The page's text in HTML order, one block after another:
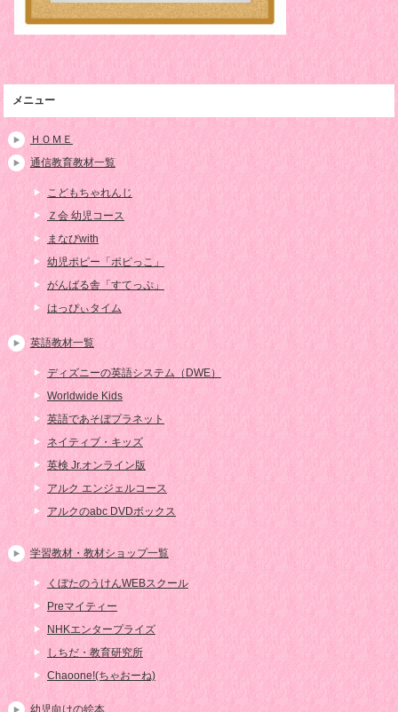
メニュー
ＨＯＭＥ
通信教育教材一覧
こどもちゃれんじ
Ｚ会 幼児コース
まなびwith
幼児ポピー「ポピっこ」
がんばる舎「すてっぷ」
はっぴぃタイム
英語教材一覧
ディズニーの英語システム（DWE）
Worldwide Kids
英語であそぼプラネット
ネイティブ・キッズ
英検 Jr.オンライン版
アルク エンジェルコース
アルクのabc DVDボックス
学習教材・教材ショップ一覧
くぼたのうけんWEBスクール
Preマイティー
NHKエンタープライズ
しちだ・教育研究所
Chaoone!(ちゃおーね)
幼児向けの絵本